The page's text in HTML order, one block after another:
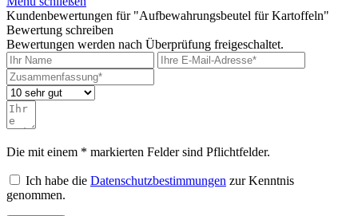
Kundenbewertungen für "Aufbewahrungsbeutel für Kartoffeln"
Bewertung schreiben
Bewertungen werden nach Überprüfung freigeschaltet.
Die mit einem * markierten Felder sind Pflichtfelder.
Ich habe die Datenschutzbestimmungen zur Kenntnis
genommen.